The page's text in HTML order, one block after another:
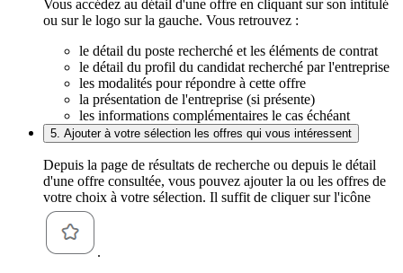
Vous accédez au détail d'une offre en cliquant sur son intitulé
ou sur le logo sur la gauche. Vous retrouvez :
le détail du poste recherché et les éléments de contrat
le détail du profil du candidat recherché par l'entreprise
les modalités pour répondre à cette offre
la présentation de l'entreprise (si présente)
les informations complémentaires le cas échéant
5. Ajouter à votre sélection les offres qui vous intéressent
Depuis la page de résultats de recherche ou depuis le détail
d'une offre consultée, vous pouvez ajouter la ou les offres de
votre choix à votre sélection. Il suffit de cliquer sur l'icône
.